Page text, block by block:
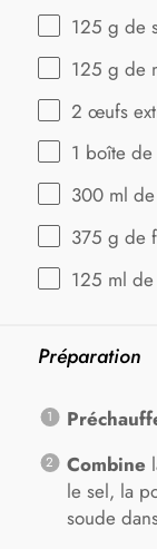
125 g de
125 g de
2 œufs
1 boîte de
300 ml
375 g de
125 ml
Préparation
Combine
le sel, la
soude